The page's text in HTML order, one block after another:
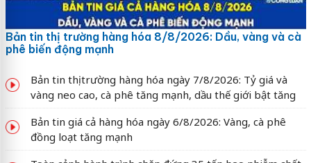
Bản tin thị trường hàng hóa 8/8/2026: Dầu, vàng và cà
phê biến động mạnh
Bản tin thị trường hàng hóa ngày 7/8/2026: Tỷ giá và
vàng neo cao, cà phê tăng mạnh, dầu thế giới bật tăng
Bản tin giá cả hàng hóa ngày 6/8/2026: Vàng, cà phê
đồng loạt tăng mạnh